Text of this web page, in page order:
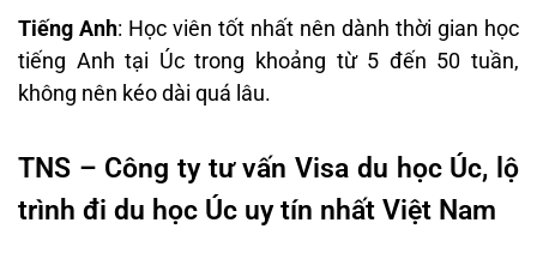
Tiếng Anh: Học viên tốt nhất nên dành thời gian học
tiếng Anh tại Úc trong khoảng từ 5 đến 50 tuần,
không nên kéo dài quá lâu.
TNS – Công ty tư vấn Visa du học Úc, lộ
trình đi du học Úc uy tín nhất Việt Nam